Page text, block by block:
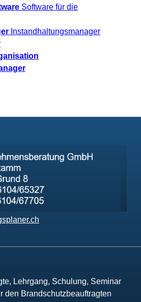
Software für die
Instandhaltungsmanager
Lehrgang, Schulung, Seminar
den Brandschutzbeauftragten